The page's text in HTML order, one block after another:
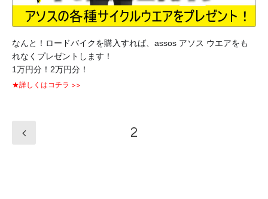
なんと！ロードバイクを購入すれば、assos アソス ウエアをも
れなくプレゼントします！
1万円分！2万円分！
★詳しくはコチラ >>
2